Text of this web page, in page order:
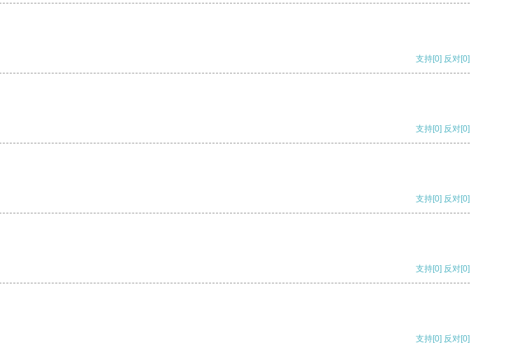
支持[0] 反对[0]
支持[0] 反对[0]
支持[0] 反对[0]
支持[0] 反对[0]
支持[0] 反对[0]